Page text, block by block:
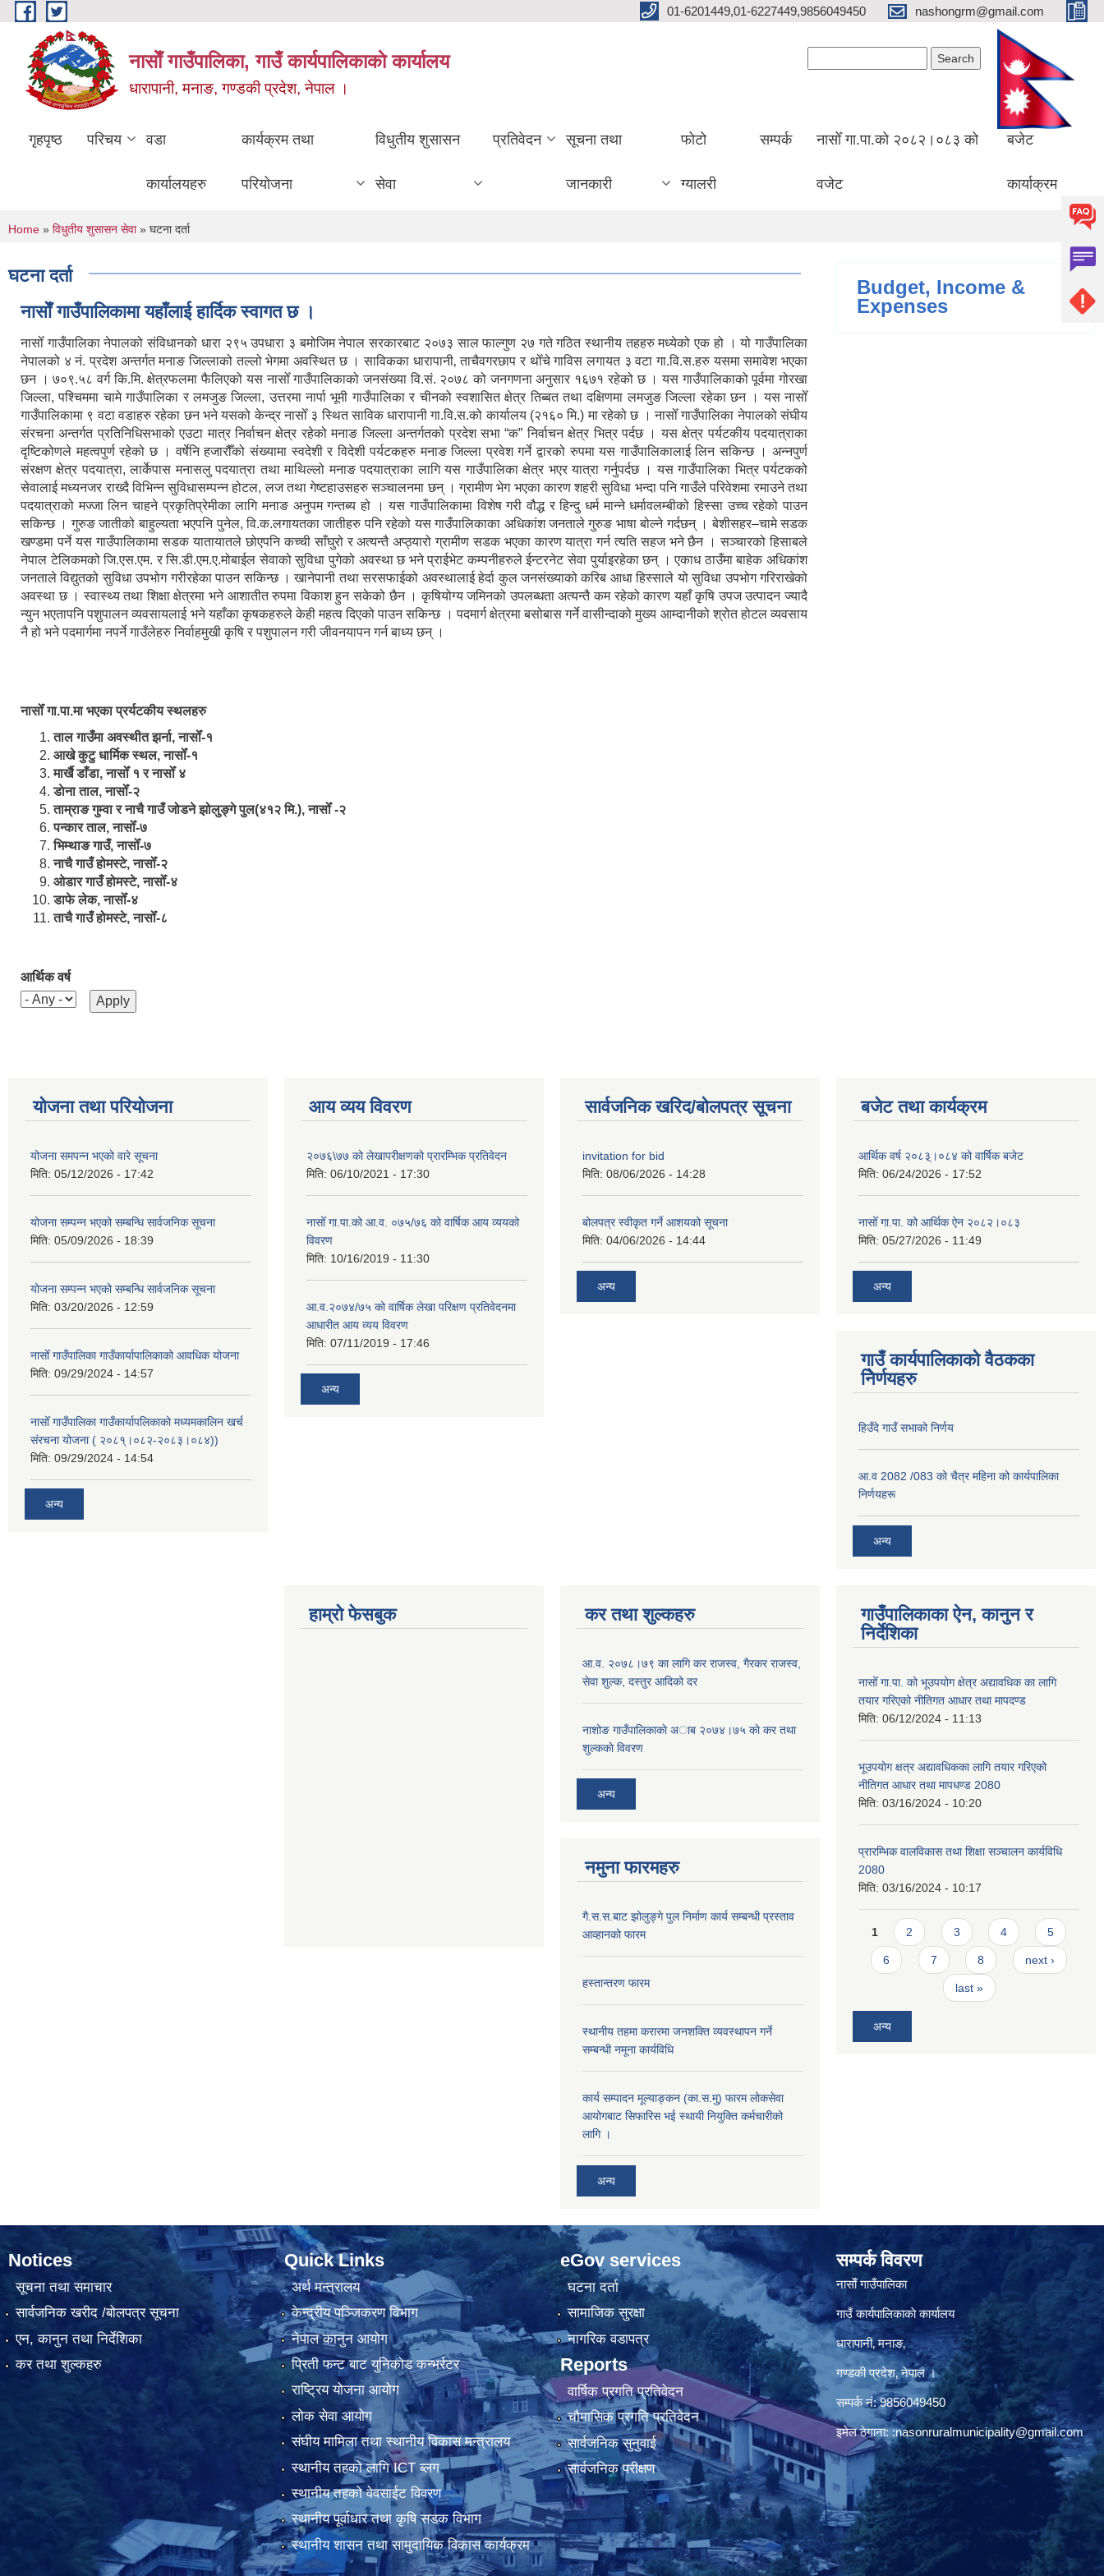
Skip to main content 01-6201449,01-6227449,9856049450 nashongrm@gmail.com
नासाेँ गाउँपालिका, गाउँ कार्यपालिकाकाे कार्यालय
धारापानी, मनाङ, गण्डकी प्रदेश, नेपाल ।
गृहपृष्ठ परिचय वडा
कार्यालयहरु
कार्यक्रम तथा
परियोजना
विधुतीय शुसासन
सेवा
प्रतिवेदन सूचना तथा
जानकारी
फोटो
ग्यालरी
सम्पर्क नासोँ गा.पा.को २०८२।०८३ को
वजेट
बजेट
कार्याक्रम
You are here
Home » विधुतीय शुसासन सेवा» घटना दर्ता
घटना दर्ता
नासाेँ गाउँपालिकामा यहाँलाई हार्दिक स्वागत छ ।
नासोँ गाउँपालिका नेपालको संविधानको धारा २९५ उपधारा ३ बमोजिम नेपाल सरकारबाट २०७३ साल फाल्गुण २७ गते गठित स्थानीय तहहरु मध्येको एक हो । यो गाउँपालिका
नेपालको ४ नं. प्रदेश अन्तर्गत मनाङ जिल्लाको तल्लो भेगमा अवस्थित छ । साविकका धारापानी‚ ताचैवगरछाप र थोँचे गाविस लगायत ३ वटा गा.वि.स.हरु यसमा समावेश भएका
छन । ७०९.५८ वर्ग कि.मि. क्षेत्रफलमा फैलिएको यस नासोँ गाउँपालिकाको जनसंख्या वि.सं. २०७८ को जनगणना अनुसार १६७१ रहेको छ । यस गाउँपालिकाको पूर्वमा गोरखा
जिल्ला, पश्चिममा चामे गाउँपालिका र लमजुङ जिल्ला, उत्तरमा नार्पा भूमी गाउँपालिका र चीनको स्वशासित क्षेत्र तिब्बत तथा दक्षिणमा लमजुङ जिल्ला रहेका छन । यस नासोँ
गाउँपालिकामा ९ वटा वडाहरु रहेका छन भने यसको केन्द्र नासोँ ३ स्थित साविक धारापानी गा.वि.स.को कार्यालय (२१६० मि.) मा रहेको छ । नासोँ गाउँपालिका नेपालको संघीय
संरचना अन्तर्गत प्रतिनिधिसभाको एउटा मात्र निर्वाचन क्षेत्र रहेको मनाङ जिल्ला अन्तर्गतको प्रदेश सभा “क” निर्वाचन क्षेत्र भित्र पर्दछ । यस क्षेत्र पर्यटकीय पदयात्राका
दृष्टिकोणले महत्वपुर्ण रहेको छ । वर्षेनि हजारौँको संख्यामा स्वदेशी र विदेशी पर्यटकहरु मनाङ जिल्ला प्रवेश गर्ने द्वारको रुपमा यस गाउँपालिकालाई लिन सकिन्छ । अन्नपुर्ण
संरक्षण क्षेत्र पदयात्रा, लार्केपास मनासलु पदयात्रा तथा माथिल्लो मनाङ पदयात्राका लागि यस गाउँपालिका क्षेत्र भएर यात्रा गर्नुपर्दछ । यस गाउँपालिका भित्र पर्यटकको
सेवालाई मध्यनजर राख्दै विभिन्न सुविधासम्पन्न होटल, लज तथा गेष्टहाउसहरु सञ्चालनमा छन् । ग्रामीण भेग भएका कारण शहरी सुविधा भन्दा पनि गाउँले परिवेशमा रमाउने तथा
पदयात्राको मज्जा लिन चाहने प्रकृतिप्रेमीका लागि मनाङ अनुपम गन्तब्य हो । यस गाउँपालिकामा विशेष गरी वौद्ध र हिन्दु धर्म मान्ने धर्मावलम्बीको हिस्सा उच्च रहेको पाउन
सकिन्छ । गुरुङ जातीको बाहुल्यता भएपनि पुनेल, वि.क.लगायतका जातीहरु पनि रहेको यस गाउँपालिकाका अधिकांश जनताले गुरुङ भाषा बोल्ने गर्दछन् । बेशीसहर–चामे सडक
खण्डमा पर्ने यस गाउँपालिकामा सडक यातायातले छोएपनि कच्ची साँघुरो र अत्यन्तै अप्ठ्यारो ग्रामीण सडक भएका कारण यात्रा गर्न त्यति सहज भने छैन । सञ्चारको हिसाबले
नेपाल टेलिकमको जि.एस.एम. र सि.डी.एम.ए.मोबाईल सेवाको सुविधा पुगेको अवस्था छ भने प्राईभेट कम्पनीहरुले ईन्टरनेट सेवा पुर्याइरहेका छन् । एकाध ठाउँमा बाहेक अधिकांश
जनताले विद्युतको सुविधा उपभोग गरीरहेका पाउन सकिन्छ । खानेपानी तथा सरसफाईको अवस्थालाई हेर्दा कुल जनसंख्याको करिब आधा हिस्साले यो सुविधा उपभोग गरिराखेको
अवस्था छ । स्वास्थ्य तथा शिक्षा क्षेत्रमा भने आशातीत रुपमा विकाश हुन सकेको छैन । कृषियोग्य जमिनको उपलब्धता अत्यन्तै कम रहेको कारण यहाँ कृषि उपज उत्पादन ज्यादै
न्युन भएतापनि पशुपालन व्यवसायलाई भने यहाँका कृषकहरुले केही महत्व दिएको पाउन सकिन्छ । पदमार्ग क्षेत्रमा बसोबास गर्ने वासीन्दाको मुख्य आम्दानीको श्रोत होटल व्यवसाय
नै हो भने पदमार्गमा नपर्ने गाउँलेहरु निर्वाहमुखी कृषि र पशुपालन गरी जीवनयापन गर्न बाध्य छन् ।
नासोँ गा.पा.मा भएका प्रर्यटकीय स्थलहरु
ताल गाउँमा अवस्थीत झर्ना, नासोँ-१
आखे कुटु धार्मिक स्थल, नासोँ-१
मार्खै डाँडा, नासोँ १ र नासोँ ४
डाेना ताल, नासोँ-२
ताम्राङ गुम्वा र नाचै गाउँ जोडने झोलुङ्गे पुल(४१२ मि.), नासोँ -२
पन्कार ताल, नासोँ-७
भिम्थाङ गाउँ, नासोँ-७
नाचै गाउँ होमस्टे, नासोँ-२
ओ‍‍‌डार गाउँ होमस्टे, नासोँ-४
डाफे लेक, नासोँ-४
ताचै गाउँ होमस्टे, नासोँ-८
आर्थिक वर्ष
Budget, Income &
Expenses
योजना तथा परियोजना
योजना समपन्न भएको वारे सूचना
मिति: 05/12/2026 - 17:42
योजना सम्पन्न भएको सम्बन्धि सार्वजनिक सूचना
मिति: 05/09/2026 - 18:39
योजना सम्पन्न भएको सम्बन्धि सार्वजनिक सूचना
मिति: 03/20/2026 - 12:59
नासोँ गाउँपालिका गाउँकार्यापालिकाको आवधिक योजना
मिति: 09/29/2024 - 14:57
नासोँ गाउँपालिका गाउँकार्यापलिकाको मध्यमकालिन खर्च
संरचना योजना ( २०८१्।०८२-२०८३।०८४))
मिति: 09/29/2024 - 14:54
अन्य
आय व्यय विवरण
२०७६\७७ को लेखापरीक्षणको प्रारम्भिक प्रतिवेदन
मिति: 06/10/2021 - 17:30
नासोँ गा.पा.को आ.व. ०७५/७६ को वार्षिक आय व्ययको
विवरण
मिति: 10/16/2019 - 11:30
आ.व.२०७४/७५ को वार्षिक लेखा परिक्षण प्रतिवेदनमा
आधारीत आय व्यय विवरण
मिति: 07/11/2019 - 17:46
अन्य
सार्वजनिक खरिद/बोलपत्र सूचना
invitation for bid
मिति: 08/06/2026 - 14:28
बोलपत्र स्वीकृत गर्ने आशयको सूचना
मिति: 04/06/2026 - 14:44
अन्य
बजेट तथा कार्यक्रम
आर्थिक वर्ष २०८३्।०८४ को वार्षिक बजेट
मिति: 06/24/2026 - 17:52
नासोँ गा.पा. को आर्थिक ऐन २०८२।०८३
मिति: 05/27/2026 - 11:49
अन्य
गाउँ कार्यपालिकाको वैठकका
निेर्णयहरु
हिउँदे गाउँ सभाको निर्णय
आ.व 2082 /083 को चैत्र महिना को कार्यपालिका
निर्णयहरू
अन्य
हाम्रो फेसबुक कर तथा शुल्कहरु
आ‍.व. २०७८।७९ का लागि कर राजस्व, गैरकर राजस्व,
सेवा शुल्क, दस्तुर आदिको दर
नाशोङ गाउँपालिकाकाे अा‍ब‍ २०७४।७५ काे कर तथा
शुल्ककाे विवरण
अन्य
नमुना फारमहरु
गै.स.स.बाट झोलुङ्गे पुल निर्माण कार्य सम्बन्धी प्रस्ताव
आव्हानको फारम
हस्तान्तरण फारम
स्थानीय तहमा करारमा जनशक्ति व्यवस्थापन गर्ने
सम्बन्धी नमूना कार्यविधि
कार्य सम्पादन मूल्याङ्कन (का.स.मु) फारम लोकसेवा
आयोगबाट सिफारिस भई स्थायी नियुक्ति कर्मचारीको
लागि ।
अन्य
गाउँपालिकाका ऐन, कानुन र
निर्देशिका
नासोँ गा.पा. को भूउपयोग क्षेत्र अद्यावधिक का लागि
तयार गरिएको नीतिगत आधार तथा मापदण्ड
मिति: 06/12/2024 - 11:13
भूउपयोग क्षत्र अद्यावधिकका लागि तयार गरिएको
नीतिगत आधार तथा मापधण्ड 2080
मिति: 03/16/2024 - 10:20
प्रारम्भिक वालविकास तथा शिक्षा सञ्चालन कार्यविधि
2080
मिति: 03/16/2024 - 10:17
Pages
1 2 3 4 5
6 7 8 next ›
last »
अन्य
Notices
सूचना तथा समाचार
सार्वजनिक खरीद /बोलपत्र सूचना
एन, कानुन तथा निर्देशिका
कर तथा शुल्कहरु
Quick Links
अर्थ मन्त्रालय
केन्द्रीय पञ्जिकरण विभाग
नेपाल कानुन आयोग
प्रिती फन्ट बाट युनिकोड कन्भर्रटर
राष्ट्रिय योजना आयोग
लोक सेवा आयोग
संघीय मामिला तथा स्थानीय विकास मन्त्रालय
स्थानीय तहको लागि ICT ब्लग
स्थानीय तहको वेवसाईट विवरण
स्थानीय पूर्वाधार तथा कृषि सडक विभाग
स्थानीय शासन तथा सामुदायिक विकास कार्यक्रम
eGov services
घटना दर्ता
सामाजिक सुरक्षा
नागरिक वडापत्र
Reports
वार्षिक प्रगति प्रतिवेदन
चौमासिक प्रगति प्रतिवेदन
सार्वजनिक सुनुवाई
सार्वजनिक परीक्षण
सम्पर्क विवरण
नासाेँ गाउँपालिका
गाउँ कार्यपालिकाकाे कार्यालय
धारापानी‚ मनाङ‚
गण्डकी प्रदेश‚ नेपाल ।
सम्पर्क न‌ं‍: 9856049450
इमेल ठेगाना::nasonruralmunicipality@gmail.com